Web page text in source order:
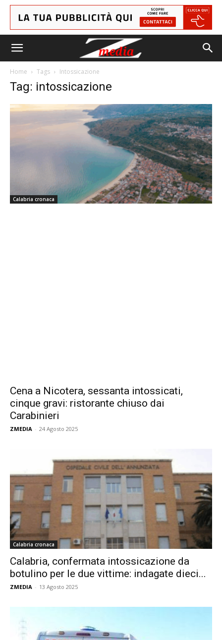
Home Tags Intossicazione
Tag: intossicazione
Calabria cronaca
Cena a Nicotera, sessanta intossicati,
cinque gravi: ristorante chiuso dai
Carabinieri
ZMEDIA - 24 Agosto 2025
Calabria cronaca
Calabria, confermata intossicazione da
botulino per le due vittime: indagate dieci...
ZMEDIA - 13 Agosto 2025